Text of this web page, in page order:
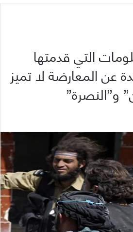
التي قدمتها
عن المعارضة لا تميز
و”النصرة”